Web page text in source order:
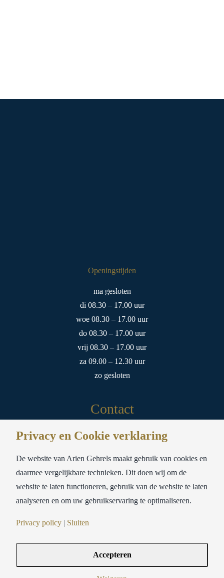
Openingstijden
ma gesloten
di 08.30 – 17.00 uur
woe 08.30 – 17.00 uur
do 08.30 – 17.00 uur
vrij 08.30 – 17.00 uur
za 09.00 – 12.30 uur
zo gesloten
Contact
Meubelstoffeerderij Ariën Gehrels
tel:020-6593693
mail:info@ariengehrels.nl
| Ariën Gehrels Badhoevedorp | Privacy & Cookies Policy
Privacy en Cookie verklaring
De website van Arien Gehrels maakt gebruik van cookies en
daarmee vergelijkbare technieken. Dit doen wij om de
website te laten functioneren, gebruik van de website te laten
analyseren en om uw gebruikservaring te optimaliseren.
Privacy policy | Sluiten
Accepteren